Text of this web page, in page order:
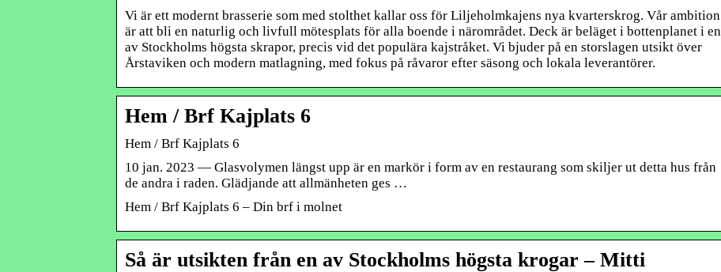
Vi är ett modernt brasserie som med stolthet kallar oss för Liljeholmkajens nya kvarterskrog. Vår ambition
är att bli en naturlig och livfull mötesplats för alla boende i närområdet. Deck är beläget i bottenplanet i en
av Stockholms högsta skrapor, precis vid det populära kajstråket. Vi bjuder på en storslagen utsikt över
Årstaviken och modern matlagning, med fokus på råvaror efter säsong och lokala leverantörer.
Hem / Brf Kajplats 6
Hem / Brf Kajplats 6
10 jan. 2023 — Glasvolymen längst upp är en markör i form av en restaurang som skiljer ut detta hus från
de andra i raden. Glädjande att allmänheten ges …
Hem / Brf Kajplats 6 – Din brf i molnet
Så är utsikten från en av Stockholms högsta krogar – Mitti